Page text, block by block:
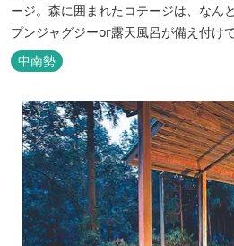
ージ。森に囲まれたコテージは、なん
プンジャグジーor露天風呂が備え付け
時間をお過ごしください。
中南勢